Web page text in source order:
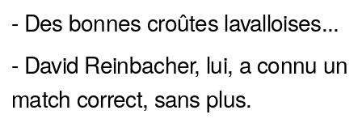
- Des bonnes croûtes lavalloises...
- David Reinbacher, lui, a connu un
match correct, sans plus.